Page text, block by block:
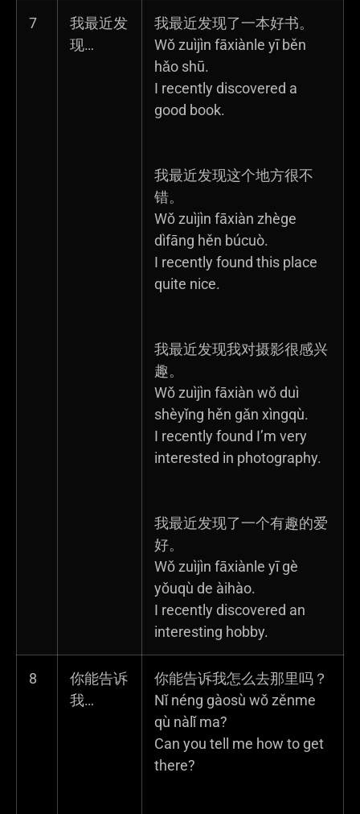
7
我最近发
现…
我最近发现了一本好书。
Wǒ zuìjìn fāxiànle yī běn
hǎo shū.
I recently discovered a
good book.
我最近发现这个地方很不
错。
Wǒ zuìjìn fāxiàn zhège
dìfāng hěn búcuò.
I recently found this place
quite nice.
我最近发现我对摄影很感兴
趣。
Wǒ zuìjìn fāxiàn wǒ duì
shèyǐng hěn gǎn xìngqù.
I recently found I’m very
interested in photography.
我最近发现了一个有趣的爱
好。
Wǒ zuìjìn fāxiànle yī gè
yǒuqù de àihào.
I recently discovered an
interesting hobby.
8
你能告诉
我…
你能告诉我怎么去那里吗？
Nǐ néng gàosù wǒ zěnme
qù nàlǐ ma?
Can you tell me how to get
there?